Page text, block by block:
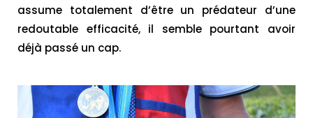
assume totalement d’être un prédateur d’une
redoutable efficacité, il semble pourtant avoir
déjà passé un cap.